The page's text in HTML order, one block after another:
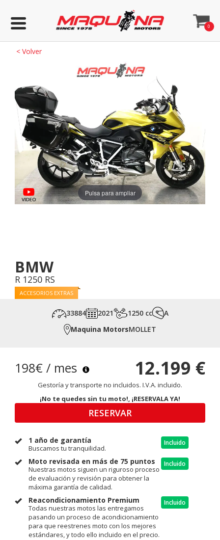
0
< Volver
Pulsa para ampliar
BMW
R 1250 RS
ACCESORIOS EXTRAS
33884 2021 1250 cc
A
Maquina MotorsMOLLET
12.199 €
198€ / mes
Gestoría y transporte no incluidos. I.V.A. incluido.
¡No te quedes sin tu moto!, ¡RESERVALA YA!
RESERVAR
1 año de garantía
Buscamos tu tranquilidad.
Incluido
Moto revisada en más de 75 puntos
Nuestras motos siguen un riguroso proceso
de evaluación y revisión para obtener la
máxima garantía de calidad.
Incluido
Reacondicionamiento Premium
Todas nuestras motos las entregamos
pasando un proceso de acondicionamiento
para que reestrenes moto con los mejores
estándares, y todo ello incluido en el precio.
Incluido